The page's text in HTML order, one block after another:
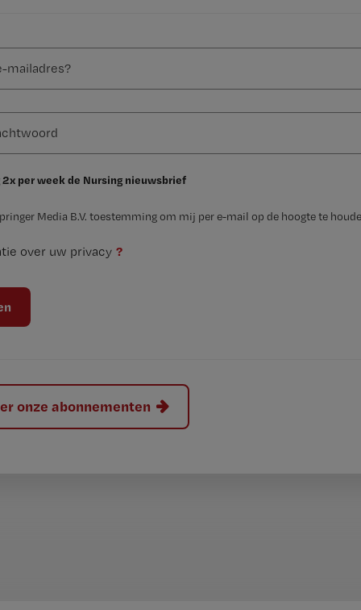
2x per week de Nursing nieuwsbrief
Media B.V. toestemming om mij per e-mail op de hoogte te
over uw privacy ?
onze abonnementen